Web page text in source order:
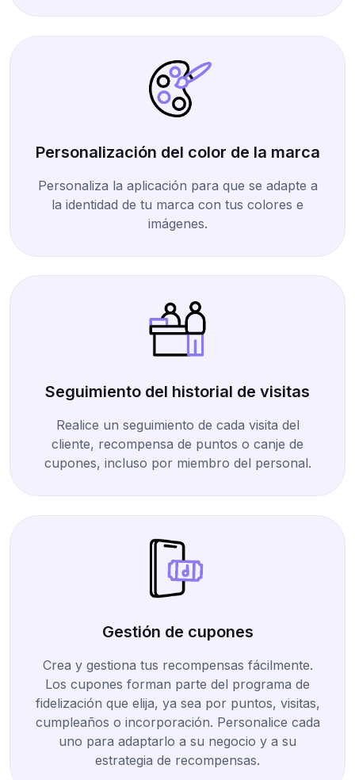
Personalización del color de la marca
Personaliza la aplicación para que se adapte a
la identidad de tu marca con tus colores e
imágenes.
Seguimiento del historial de visitas
Realice un seguimiento de cada visita del
cliente, recompensa de puntos o canje de
cupones, incluso por miembro del personal.
Gestión de cupones
Crea y gestiona tus recompensas fácilmente.
Los cupones forman parte del programa de
fidelización que elija, ya sea por puntos, visitas,
cumpleaños o incorporación. Personalice cada
uno para adaptarlo a su negocio y a su
estrategia de recompensas.